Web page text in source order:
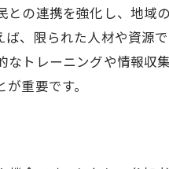
の連携を強化し、地域
、限られた人材や資源
トレーニングや情報収
重要です。